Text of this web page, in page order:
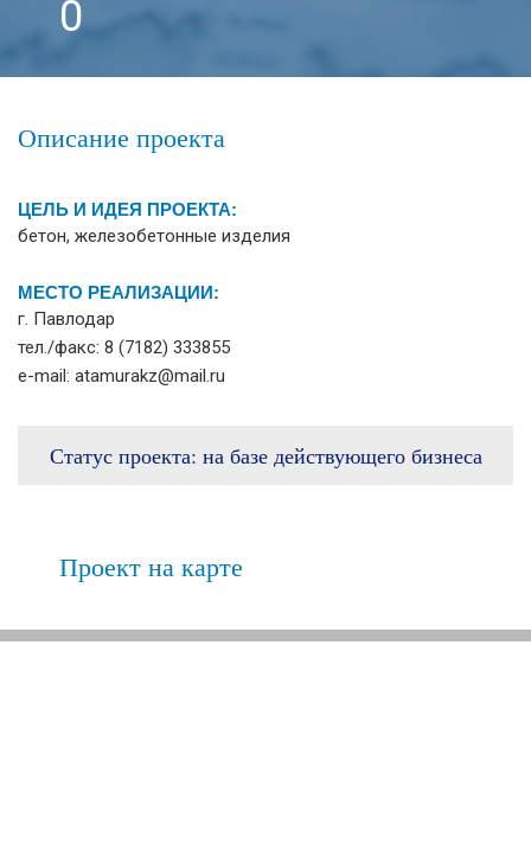
0
Описание проекта
ЦЕЛЬ И ИДЕЯ ПРОЕКТА:
бетон, железобетонные изделия
МЕСТО РЕАЛИЗАЦИИ:
г. Павлодар
тел./факс: 8 (7182) 333855
e-mail: atamurakz@mail.ru
Статус проекта: на базе действующего бизнеса
Проект на карте